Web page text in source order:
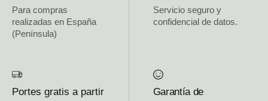
Para compras
realizadas en España
(Península)
Servicio seguro y
confidencial de datos.
Portes gratis a partir
Garantía de